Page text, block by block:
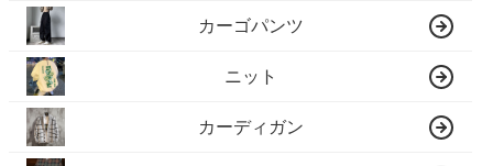
カーゴパンツ
ニット
カーディガン